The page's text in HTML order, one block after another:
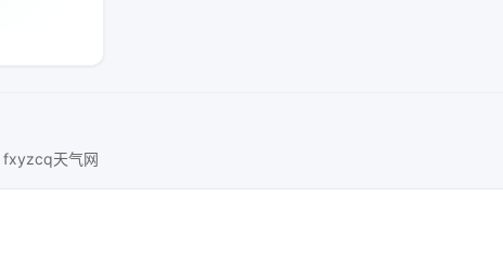
fxyzcq天气网